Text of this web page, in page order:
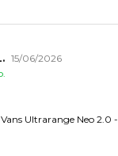
15/06/2026
Ultrarange Neo 2.0 -